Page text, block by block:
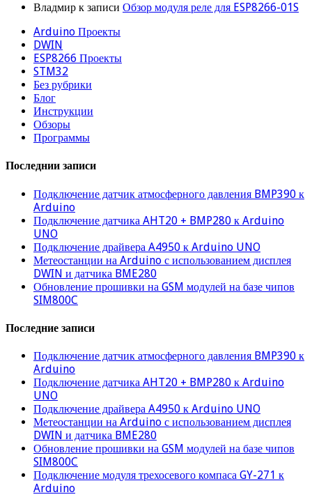
Владмир к записи Обзор модуля реле для ESP8266-01S
Arduino Проекты
DWIN
ESP8266 Проекты
STM32
Без рубрики
Блог
Инструкции
Обзоры
Программы
Последнии записи
Подключение датчик атмосферного давления BMP390 к
Arduino
Подключение датчика AHT20 + BMP280 к Arduino
UNO
Подключение драйвера A4950 к Arduino UNO
Метеостанции на Arduino с использованием дисплея
DWIN и датчика BME280
Обновление прошивки на GSM модулей на базе чипов
SIM800C
Последние записи
Подключение датчик атмосферного давления BMP390 к
Arduino
Подключение датчика AHT20 + BMP280 к Arduino
UNO
Подключение драйвера A4950 к Arduino UNO
Метеостанции на Arduino с использованием дисплея
DWIN и датчика BME280
Обновление прошивки на GSM модулей на базе чипов
SIM800C
Подключение модуля трехосевого компаса GY-271 к
Arduino